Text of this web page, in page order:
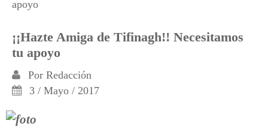
apoyo
¡¡Hazte Amiga de Tifinagh!! Necesitamos
tu apoyo
Por Redacción
3 / Mayo / 2017